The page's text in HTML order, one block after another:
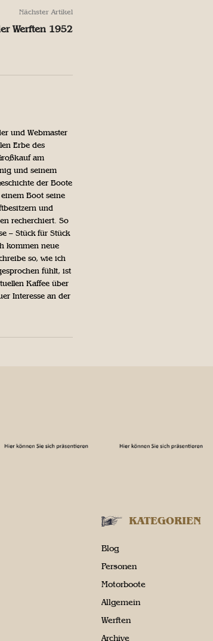
Nächster Artikel
Werften 1952
und Webmaster
Erbe des
am
und seinem
der Boote
Boot seine
und
recherchiert. So
– Stück für Stück
kommen neue
so, wie ich
fühlt, ist
Kaffee über
Interesse an der
KATEGORIEN
Blog
Personen
Motorboote
Allgemein
Werften
Archive